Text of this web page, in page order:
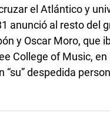
el Atlántico y
anunció al resto del
y Oscar Moro, que
College of Music,
“su” despedida